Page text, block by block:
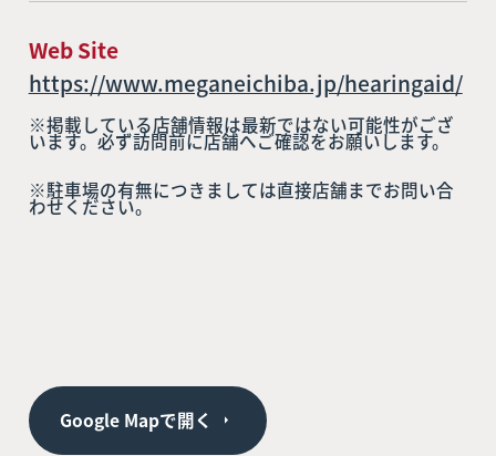
Web Site
https://www.meganeichiba.jp/hearingaid/
※掲載している店舗情報は最新ではない可能性がござ
います。必ず訪問前に店舗へご確認をお願いします。
※駐車場の有無につきましては直接店舗までお問い合
わせください。
Google Mapで開く